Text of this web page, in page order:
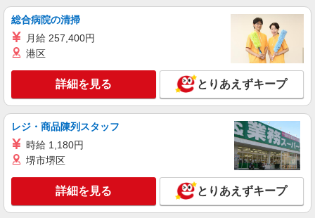
キープ 詳細を見る
派遣社員
株式会社kotrio /●MT-H-2010182
松本市＊少人数グルホで利用者さんと家事や掃
除など♪日払いOK
時給1500円〜2125円 ＜日払い有/週払い有/交
通費全支給(ガソリン代含む)＞
松本市内
詳細を見る
株式会社kotrio /●MT-H-1953037
総合病院の清掃
月給 257,400円
港区
詳細を見る とりあえずキープ
レジ・商品陳列スタッフ
時給 1,180円
堺市堺区
詳細を見る とりあえずキープ